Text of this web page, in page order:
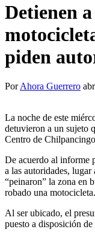
Detienen
piden
PorAhora Guerrero
La noche de este
detuvieron a un sujeto
Centro de
De acuerdo al informe
a las autoridades,
“peinaron” la zona en
robado una motocicleta.
Al ser ubicado, el
puesto a disposición